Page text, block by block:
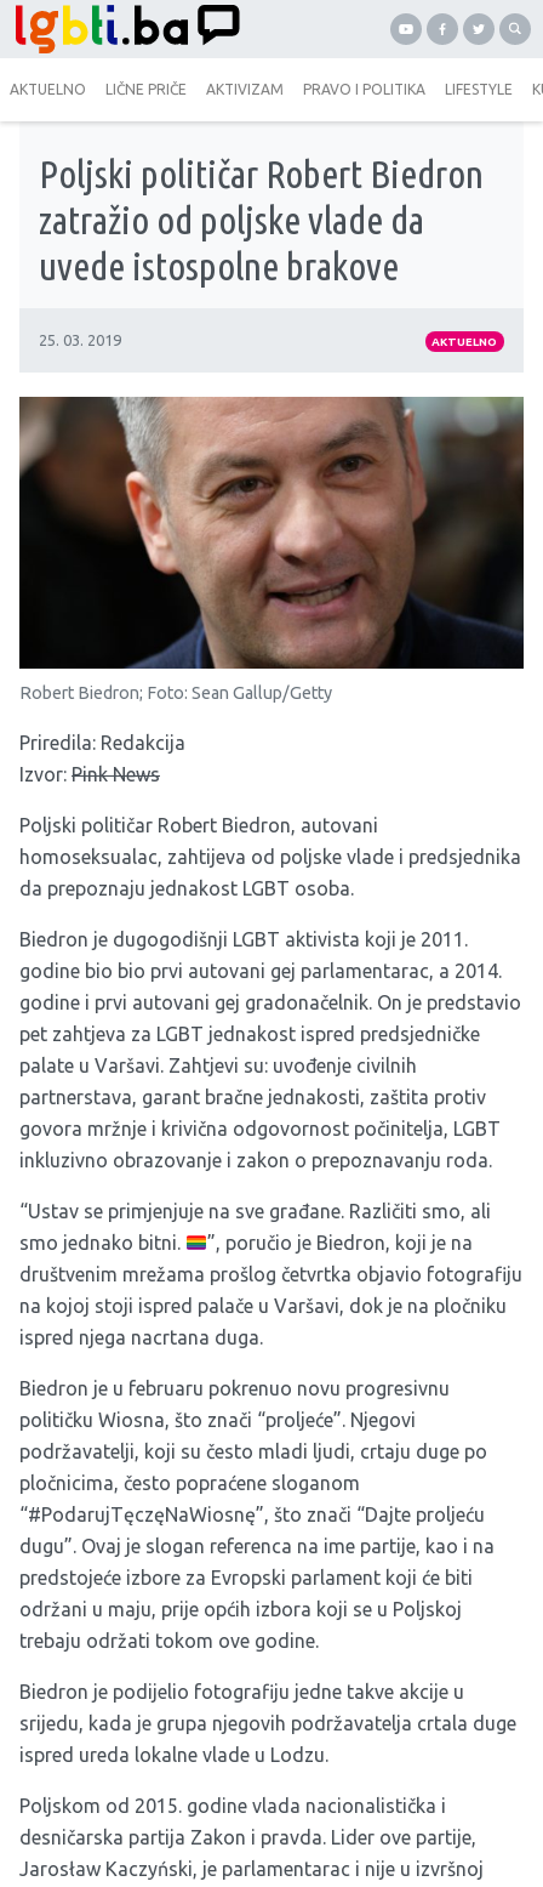
AKTUELNO LIČNE PRIČE AKTIVIZAM PRAVO I POLITIKA LIFESTYLE
Poljski političar Robert Biedron
zatražio od poljske vlade da
uvede istospolne brakove
25. 03. 2019 AKTUELNO
Robert Biedron; Foto: Sean Gallup/Getty
Priredila: Redakcija
Izvor: Pink News
Poljski političar Robert Biedron, autovani
homoseksualac, zahtijeva od poljske vlade i predsjednika
da prepoznaju jednakost LGBT osoba.
Biedron je dugogodišnji LGBT aktivista koji je 2011.
godine bio bio prvi autovani gej parlamentarac, a 2014.
godine i prvi autovani gej gradonačelnik. On je predstavio
pet zahtjeva za LGBT jednakost ispred predsjedničke
palate u Varšavi. Zahtjevi su: uvođenje civilnih
partnerstava, garant bračne jednakosti, zaštita protiv
govora mržnje i krivična odgovornost počinitelja, LGBT
inkluzivno obrazovanje i zakon o prepoznavanju roda.
“Ustav se primjenjuje na sve građane. Različiti smo, ali
smo jednako bitni.
”, poručio je Biedron, koji je na
društvenim mrežama prošlog četvrtka objavio fotografiju
na kojoj stoji ispred palače u Varšavi, dok je na pločniku
ispred njega nacrtana duga.
Biedron je u februaru pokrenuo novu progresivnu
političku Wiosna, što znači “proljeće”. Njegovi
podržavatelji, koji su često mladi ljudi, crtaju duge po
pločnicima, često popraćene sloganom
“#PodarujTęczęNaWiosnę”, što znači “Dajte proljeću
dugu”. Ovaj je slogan referenca na ime partije, kao i na
predstojeće izbore za Evropski parlament koji će biti
održani u maju, prije općih izbora koji se u Poljskoj
trebaju održati tokom ove godine.
Biedron je podijelio fotografiju jedne takve akcije u
srijedu, kada je grupa njegovih podržavatelja crtala duge
ispred ureda lokalne vlade u Lodzu.
Poljskom od 2015. godine vlada nacionalistička i
desničarska partija Zakon i pravda. Lider ove partije,
Jarosław Kaczyński, je parlamentarac i nije u izvršnoj